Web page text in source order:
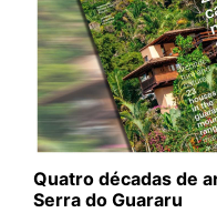
Quatro décadas de
Serra do Guararu